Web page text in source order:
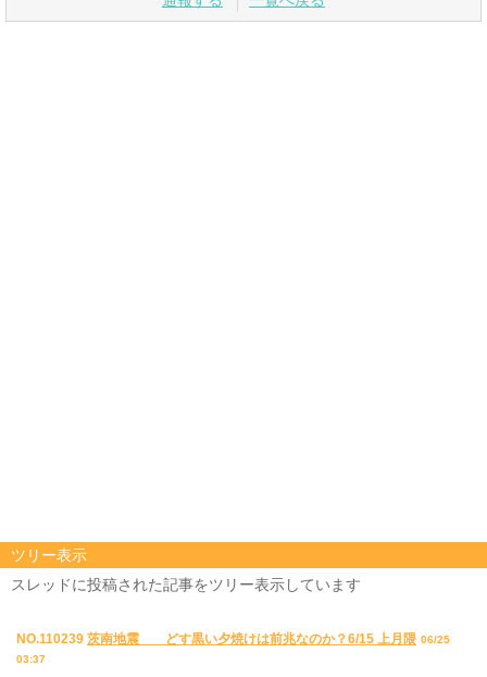
ツリー表示
スレッドに投稿された記事をツリー表示しています
NO.110239 茨南地震 どす黒い夕焼けは前兆なのか？6/15 上月隈 06/25
03:37